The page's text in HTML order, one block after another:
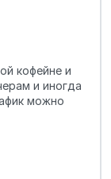
кофейне и
и иногда
можно